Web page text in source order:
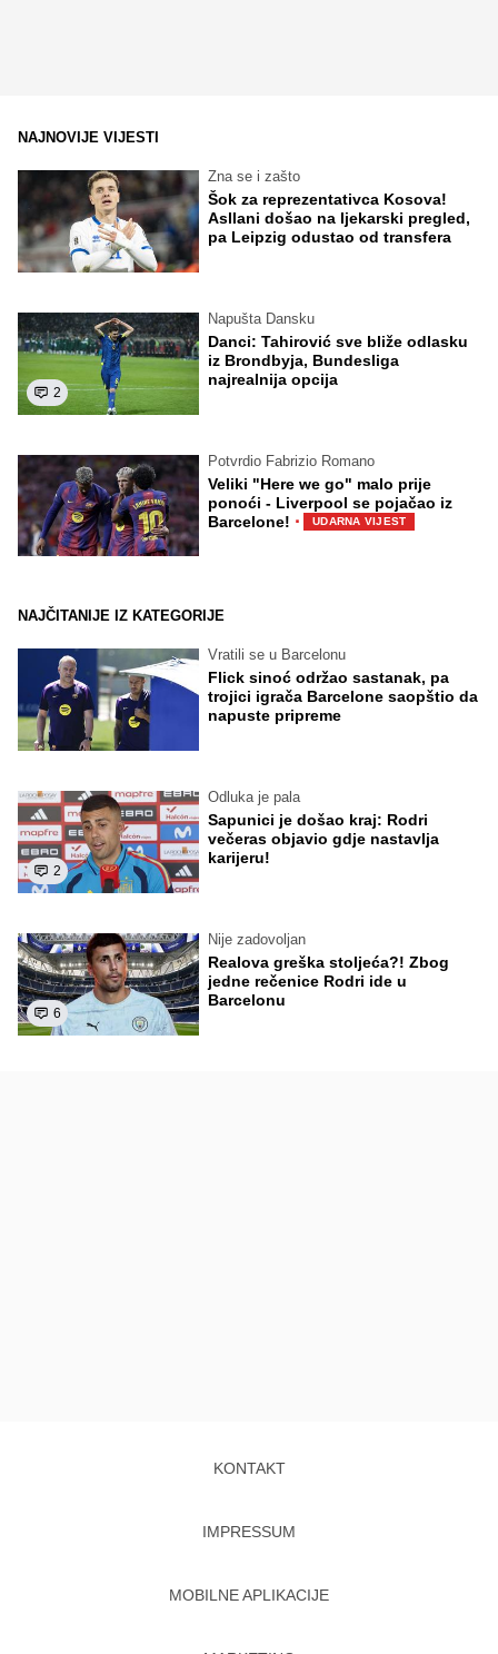
NAJNOVIJE VIJESTI
Zna se i zašto
Šok za reprezentativca Kosova!
Asllani došao na ljekarski pregled,
pa Leipzig odustao od transfera
2
Napušta Dansku
Danci: Tahirović sve bliže odlasku
iz Brondbyja, Bundesliga
najrealnija opcija
Potvrdio Fabrizio Romano
Veliki "Here we go" malo prije
ponoći - Liverpool se pojačao iz
Barcelone! · UDARNA VIJEST
NAJČITANIJE IZ KATEGORIJE
Vratili se u Barcelonu
Flick sinoć održao sastanak, pa
trojici igrača Barcelone saopštio da
napuste pripreme
2
Odluka je pala
Sapunici je došao kraj: Rodri
večeras objavio gdje nastavlja
karijeru!
6
Nije zadovoljan
Realova greška stoljeća?! Zbog
jedne rečenice Rodri ide u
Barcelonu
KONTAKT
IMPRESSUM
MOBILNE APLIKACIJE